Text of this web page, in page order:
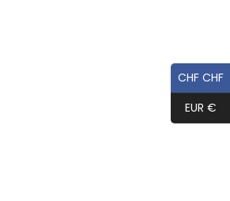
CHF CHF
EUR €